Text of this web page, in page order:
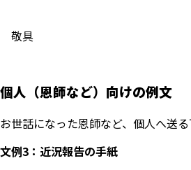
敬具
個人（恩師など）向けの例文
お世話になった恩師など、個人へ送る
文例3：近況報告の手紙